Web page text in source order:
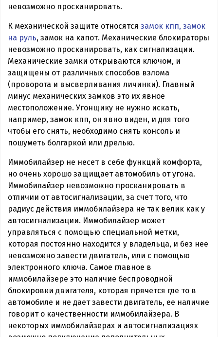
невозможно просканировать.
К механической защите относятся замок кпп, замок
на руль, замок на капот. Механические блокираторы
невозможно просканировать, как сигнализации.
Механические замки открываются ключом, и
защищены от различных способов взлома
(проворота и высверливания личинки). Главный
минус механических замков это их явное
местоположение. Угонщику не нужно искать,
например, замок кпп, он явно виден, и для того
чтобы его снять, необходимо снять консоль и
пошуметь болгаркой или дрелью.
Иммобилайзер не несет в себе функций комфорта,
но очень хорошо защищает автомобиль от угона.
Иммобилайзер невозможно просканировать в
отличии от автосигнализации, за счет того, что
радиус действия иммобилайзера не так велик как у
автосигнализации. Иммобилайзер может
управляться с помощью специальной метки,
которая постоянно находится у владельца, и без нее
невозможно завести двигатель, или с помощью
электронного ключа. Самое главное в
иммобилайзере это наличие беспроводной
блокировки двигателя, которая прячется где то в
автомобиле и не дает завести двигатель, ее наличие
говорит о качественности иммобилайзера. В
некоторых иммобилайзерах и автосигнализациях